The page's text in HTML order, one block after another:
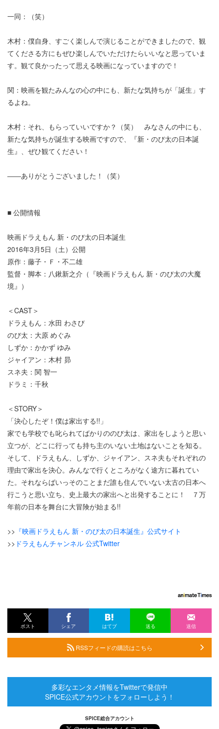
一同：（笑）
木村：僕自身、すごく楽しんで演じることができましたので、観
てくださる方にもぜひ楽しんでいただけたらいいなと思っていま
す。観て良かったって思える映画になっていますので！
関：映画を観たみんなの心の中にも、新たな気持ちが「誕生」す
るよね。
木村：それ、もらっていいですか？（笑） みなさんの中にも、
新たな気持ちが誕生する映画ですので、『新・のび太の日本誕
生』、ぜひ観てください！
――ありがとうございました！（笑）
■ 公開情報
映画ドラえもん 新・のび太の日本誕生
2016年3月5日（土）公開
原作：藤子・Ｆ・不二雄
監督・脚本：八鍬新之介（『映画ドラえもん 新・のび太の大魔
境』）
＜CAST＞
ドラえもん：水田 わさび
のび太：大原 めぐみ
しずか：かかず ゆみ
ジャイアン：木村 昴
スネ夫：関 智一
ドラミ：千秋
＜STORY＞
「決心したぞ！僕は家出する!!」
家でも学校でも叱られてばかりののび太は、家出をしようと思い
立つが、どこに行っても持ち主のいない土地はないことを知る。
そして、ドラえもん、しずか、ジャイアン、スネ夫もそれぞれの
理由で家出を決心。みんなで行くところがなく途方に暮れてい
た。それならばいっそのことまだ誰も住んでいない太古の日本へ
行こうと思い立ち、史上最大の家出へと出発することに！ ７万
年前の日本を舞台に大冒険が始まる!!
>> 『映画ドラえもん 新・のび太の日本誕生』公式サイト
>> ドラえもんチャンネル 公式Twitter
ポスト シェア はてブ 送る 送信
RSSフィードの購読はこちら
多彩なエンタメ情報をTwitterで発信中
SPICE公式アカウントをフォローしよう！
SPICE総合アカウント